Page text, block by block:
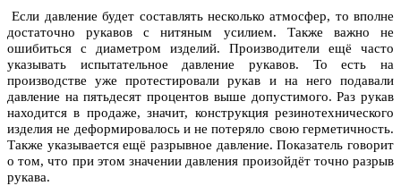
Если давление будет составлять несколько атмосфер, то вполне
достаточно рукавов с нитяным усилием. Также важно не
ошибиться с диаметром изделий. Производители ещё часто
указывать испытательное давление рукавов. То есть на
производстве уже протестировали рукав и на него подавали
давление на пятьдесят процентов выше допустимого. Раз рукав
находится в продаже, значит, конструкция резинотехнического
изделия не деформировалось и не потеряло свою герметичность.
Также указывается ещё разрывное давление. Показатель говорит
о том, что при этом значении давления произойдёт точно разрыв
рукава.